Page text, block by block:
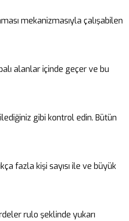
mekanizmasıyla çalışabilen
alanlar içinde geçer ve bu
gibi kontrol edin. Bütün
fazla kişi sayısı ile ve büyük
rulo şeklinde yukarı